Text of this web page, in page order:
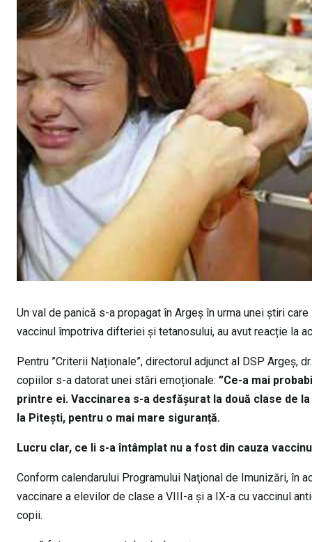
Un val de panică s-a propagat în Argeș în urma unei știri
vaccinul împotriva difteriei şi tetanosului, au avut reacție la
Pentru ”Criterii Naționale”, directorul adjunct al DSP Argeș,
copiilor s-a datorat unei stări emoționale: ”Ce-a mai
printre ei. Vaccinarea s-a desfășurat la două clase de
la Pitești, pentru o mai mare siguranță.
Lucru clar, ce li s-a întâmplat nu a fost din cauza
Conform calendarului Programului Naţional de Imunizări, în
vaccinare a elevilor de clase a VIII-a și a IX-a cu vaccinul
copii.